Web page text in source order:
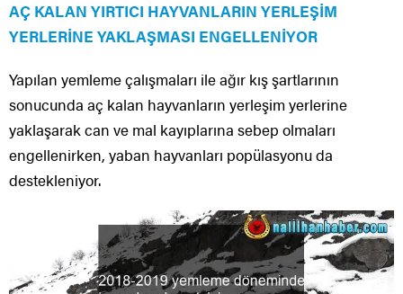
AÇ KALAN YIRTICI HAYVANLARIN YERLEŞİM
YERLERİNE YAKLAŞMASI ENGELLENİYOR
Yapılan yemleme çalışmaları ile ağır kış şartlarının
sonucunda aç kalan hayvanların yerleşim yerlerine
yaklaşarak can ve mal kayıplarına sebep olmaları
engellenirken, yaban hayvanları popülasyonu da
destekleniyor.